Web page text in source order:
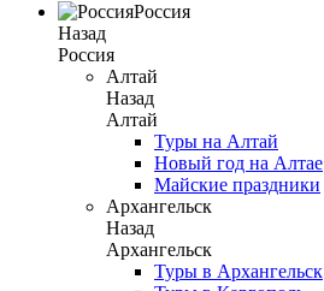
Россия
Назад
Россия
Алтай
Назад
Алтай
Туры на Алтай
Новый год на Алтае
Майские праздники
Архангельск
Назад
Архангельск
Туры в Архангельск